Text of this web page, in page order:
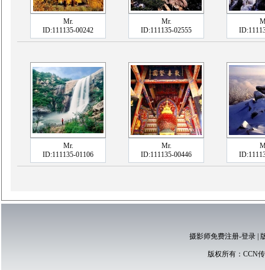
Mr.
ID:111135-00242
Mr.
ID:111135-02555
Mr.
ID:111135-01106
Mr.
ID:111135-00446
摄影师免费注册-登录|
版权所有： CCN